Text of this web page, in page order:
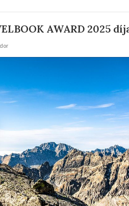
AWARD 2025